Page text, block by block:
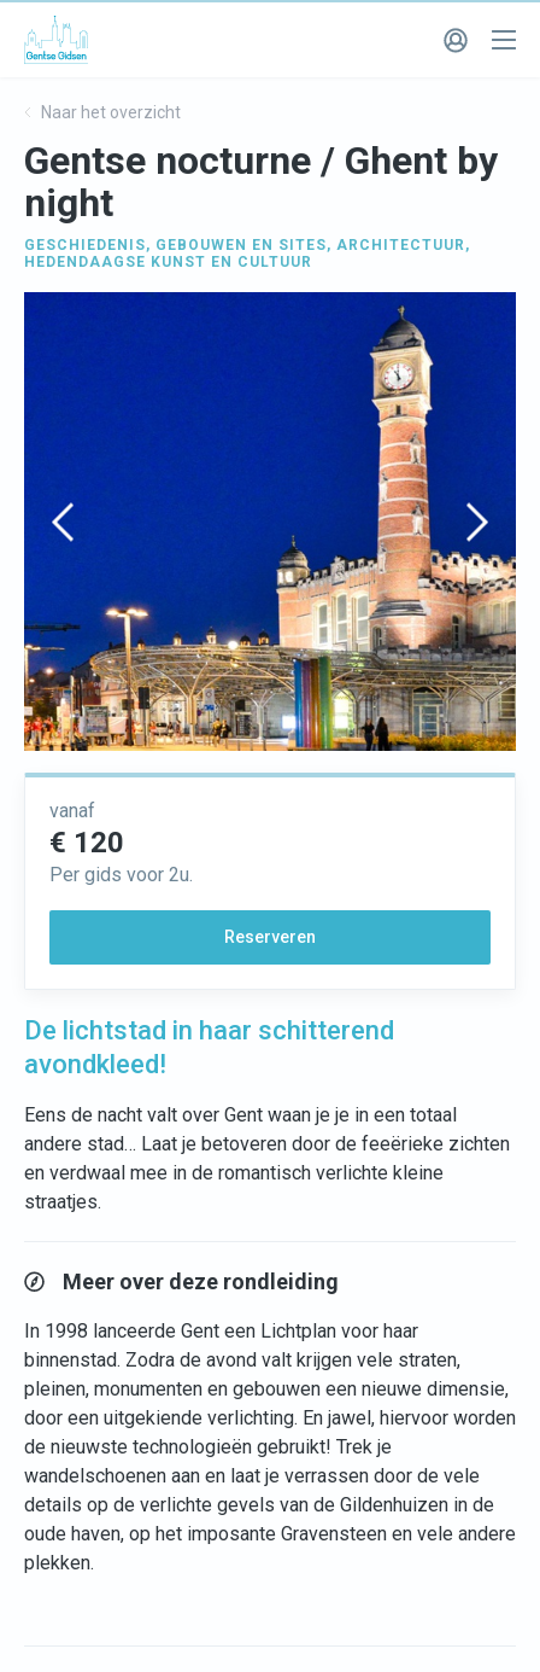
Naar het overzicht
Gentse nocturne / Ghent by
night
GESCHIEDENIS, GEBOUWEN EN SITES, ARCHITECTUUR ,
HEDENDAAGSE KUNST EN CULTUUR
vanaf
€ 120
Per gids voor 2u.
Reserveren
De lichtstad in haar schitterend
avondkleed!
Eens de nacht valt over Gent waan je je in een totaal
andere stad… Laat je betoveren door de feeërieke zichten
en verdwaal mee in de romantisch verlichte kleine
straatjes.
Meer over deze rondleiding
In 1998 lanceerde Gent een Lichtplan voor haar
binnenstad. Zodra de avond valt krijgen vele straten,
pleinen, monumenten en gebouwen een nieuwe dimensie,
door een uitgekiende verlichting. En jawel, hiervoor worden
de nieuwste technologieën gebruikt! Trek je
wandelschoenen aan en laat je verrassen door de vele
details op de verlichte gevels van de Gildenhuizen in de
oude haven, op het imposante Gravensteen en vele andere
plekken.